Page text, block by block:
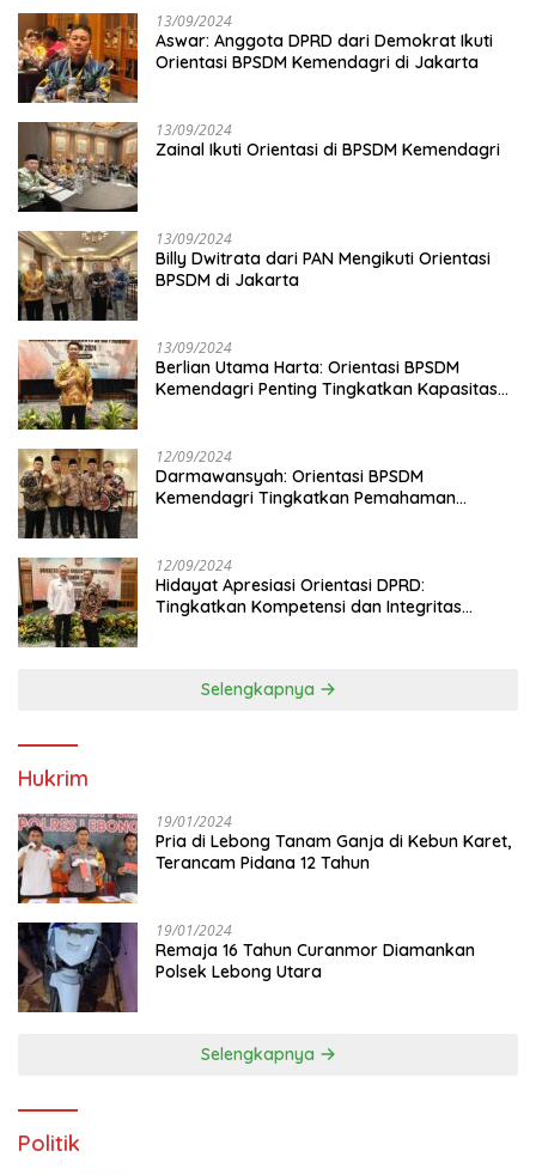
13/09/2024
Aswar: Anggota DPRD dari Demokrat Ikuti
Orientasi BPSDM Kemendagri di Jakarta
13/09/2024
Zainal Ikuti Orientasi di BPSDM Kemendagri
13/09/2024
Billy Dwitrata dari PAN Mengikuti Orientasi
BPSDM di Jakarta
13/09/2024
Berlian Utama Harta: Orientasi BPSDM
Kemendagri Penting Tingkatkan Kapasitas
12/09/2024
Darmawansyah: Orientasi BPSDM
Kemendagri Tingkatkan Pemahaman
12/09/2024
Hidayat Apresiasi Orientasi DPRD:
Tingkatkan Kompetensi dan Integritas
Selengkapnya
Hukrim
19/01/2024
Pria di Lebong Tanam Ganja di Kebun Karet,
Terancam Pidana 12 Tahun
19/01/2024
Remaja 16 Tahun Curanmor Diamankan
Polsek Lebong Utara
Selengkapnya
Politik